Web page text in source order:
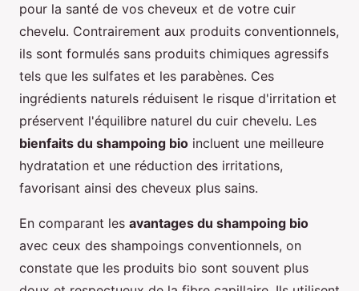
pour la santé de vos cheveux et de votre cuir
chevelu. Contrairement aux produits conventionnels,
ils sont formulés sans produits chimiques agressifs
tels que les sulfates et les parabènes. Ces
ingrédients naturels réduisent le risque d'irritation et
préservent l'équilibre naturel du cuir chevelu. Les
bienfaits du shampoing bio incluent une meilleure
hydratation et une réduction des irritations,
favorisant ainsi des cheveux plus sains.
En comparant les avantages du shampoing bio
avec ceux des shampoings conventionnels, on
constate que les produits bio sont souvent plus